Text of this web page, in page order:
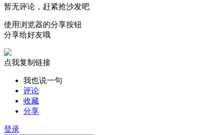
暂无评论，赶紧抢沙发吧
使用浏览器的分享按钮
分享给好友哦
点我复制链接
我也说一句
评论
收藏
分享
登录